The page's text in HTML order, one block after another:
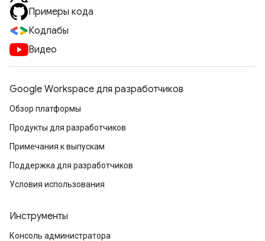
Примеры кода
Кодлабы
Видео
Google Workspace для разработчиков
Обзор платформы
Продукты для разработчиков
Примечания к выпускам
Поддержка для разработчиков
Условия использования
Инструменты
Консоль администратора